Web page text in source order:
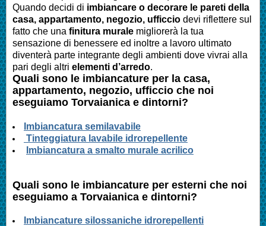
Quando decidi di imbiancare o decorare le pareti della
casa, appartamento, negozio, ufficcio devi riflettere sul
fatto che una finitura murale migliorerà la tua
sensazione di benessere ed inoltre a lavoro ultimato
diventerà parte integrante degli ambienti dove vivrai alla
pari degli altri elementi d’arredo.
Quali sono le imbiancature per la casa,
appartamento, negozio, ufficcio che noi
eseguiamo Torvaianica e dintorni?
Imbiancatura semilavabile
Tinteggiatura lavabile idrorepellente
Imbiancatura a smalto murale acrilico
Quali sono le imbiancature per esterni che noi
eseguiamo a Torvaianica e dintorni?
mbiancature silossaniche idrorepellenti